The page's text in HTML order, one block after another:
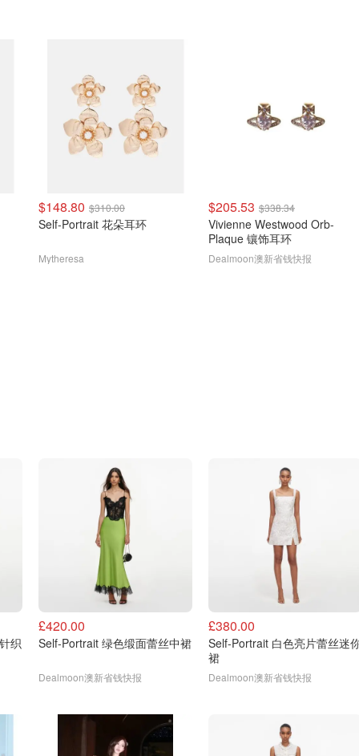
$148.80 $310.00
Self-Portrait 花朵耳环
Mytheresa
$205.53 $338.34
Vivienne Westwood Orb-
Plaque 镶饰耳环
Dealmoon澳新省钱快报
织
£420.00
Self-Portrait 绿色缎面蕾丝中裙
Dealmoon澳新省钱快报
£380.00
Self-Portrait 白色亮片蕾丝迷
裙
Dealmoon澳新省钱快报